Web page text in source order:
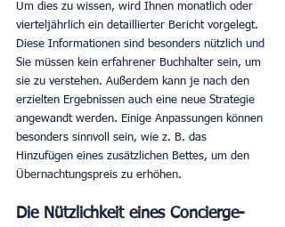
Um dies zu wissen, wird Ihnen monatlich oder
vierteljährlich ein detaillierter Bericht vorgelegt.
Diese Informationen sind besonders nützlich und
Sie müssen kein erfahrener Buchhalter sein, um
sie zu verstehen. Außerdem kann je nach den
erzielten Ergebnissen auch eine neue Strategie
angewandt werden. Einige Anpassungen können
besonders sinnvoll sein, wie z. B. das
Hinzufügen eines zusätzlichen Bettes, um den
Übernachtungspreis zu erhöhen.
Die Nützlichkeit eines Concierge-